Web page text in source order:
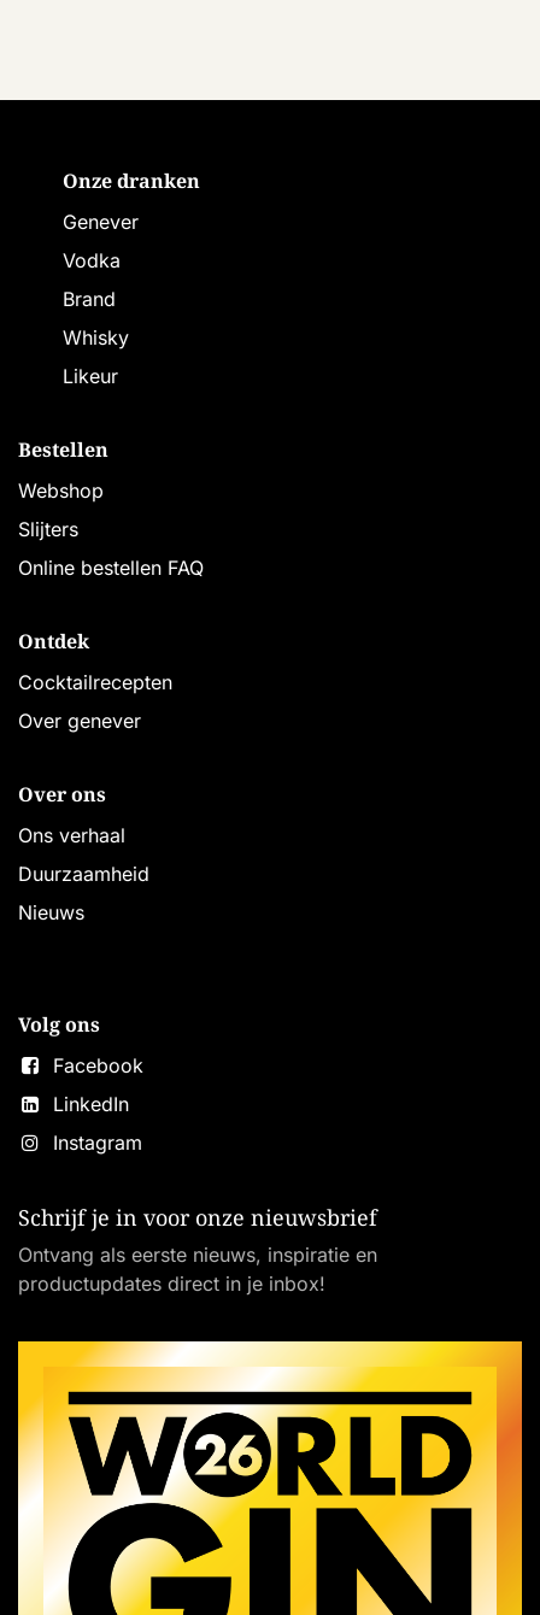
Onze dranken
Genever
Vodka
Brand
Whisky
Likeur
Bestellen
Webshop
Slijters
Online bestellen FAQ
Ontdek
Cocktailrecepten
Over genever
Over ons
Ons verhaal
Duurzaamheid
Nieuws
Volg ons
Facebook
LinkedIn
Instagram
Schrijf je in voor onze nieuwsbrief
Ontvang als eerste nieuws, inspiratie en
productupdates direct in je inbox!